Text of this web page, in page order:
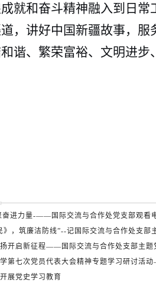
就和奋斗精神融入到日
，讲好中国新疆故事，
谐、繁荣富裕、文明进
奋进力量-——国际交流与合作处党支部观看
》，筑廉洁防线”--记国际交流与合作处支部
开启新征程——国际交流与合作处支部主题
第七次党员代表大会精神专题学习研讨活
展党史学习教育